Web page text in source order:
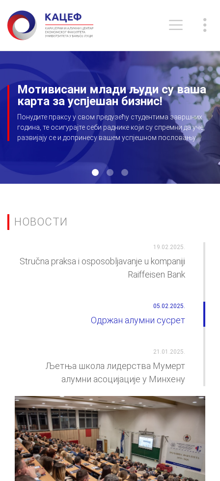
Мотивисани млади људи су ваша
карта за успјешан бизнис!
Понудите праксу у свом предузећу студентима завршних
година, те осигурајте себи раднике који су спремни да уче,
развијају се и допринесу вашем успјешном пословању.
НОВОСТИ
19.02.2025.
Stručna praksa i osposobljavanje u kompaniji
Raiffeisen Bank
05.02.2025.
Одржан алумни сусрет
21.01.2025.
Љетња школа лидерства Мумерт
алумни асоцијације у Минхену